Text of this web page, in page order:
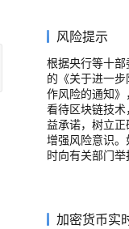
风险提示
根据央行等十
的《关于进一
作风险的通知
看待区块链技
益承诺，树立正
增强风险意识
时向有关部门举
加密货币实